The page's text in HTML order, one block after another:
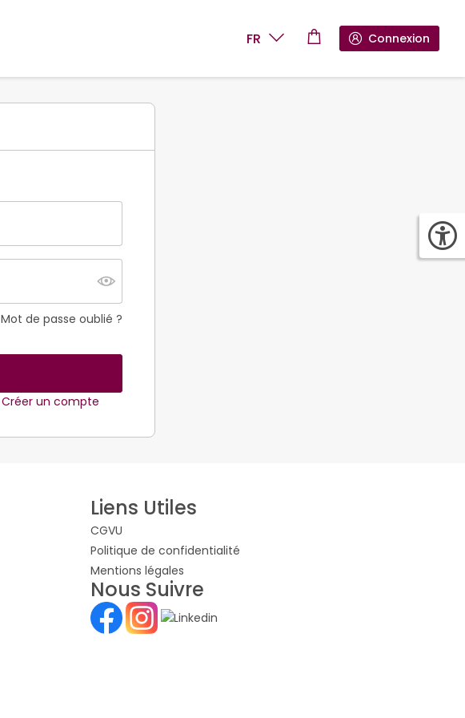
FR Connexion
Mot de passe oublié ?
Créer un compte
Liens Utiles
CGVU
Politique de confidentialité
Mentions légales
Nous Suivre